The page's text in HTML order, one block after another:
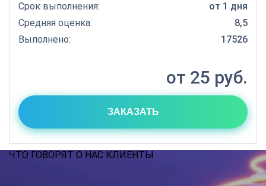
Срок выполнения:
от 1 дня
Средняя оценка:
8,5
Выполнено:
17526
от 25 руб.
ЗАКАЗАТЬ
ЧТО ГОВОРЯТ О НАС КЛИЕНТЫ